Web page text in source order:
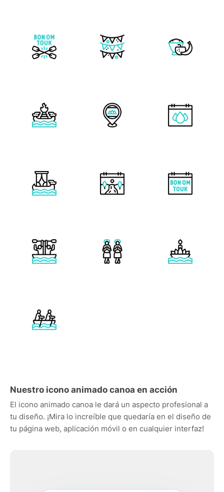
Nuestro icono animado canoa en acción
El icono animado canoa le dará un aspecto profesional a
tu diseño. ¡Mira lo increíble que quedaría en el diseño de
tu página web, aplicación móvil o en cualquier interfaz!